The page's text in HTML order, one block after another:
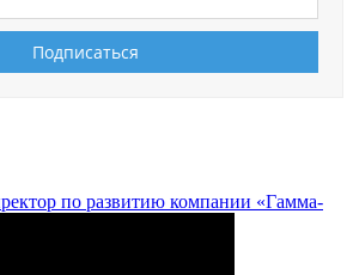
по развитию компании «Гамма-